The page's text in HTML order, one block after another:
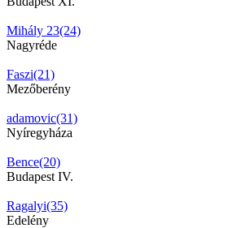
Mihály 23(24)
Nagyréde
Faszi(21)
Mezőberény
adamovic(31)
Nyíregyháza
Bence(20)
Budapest IV.
Ragalyi(35)
Edelény